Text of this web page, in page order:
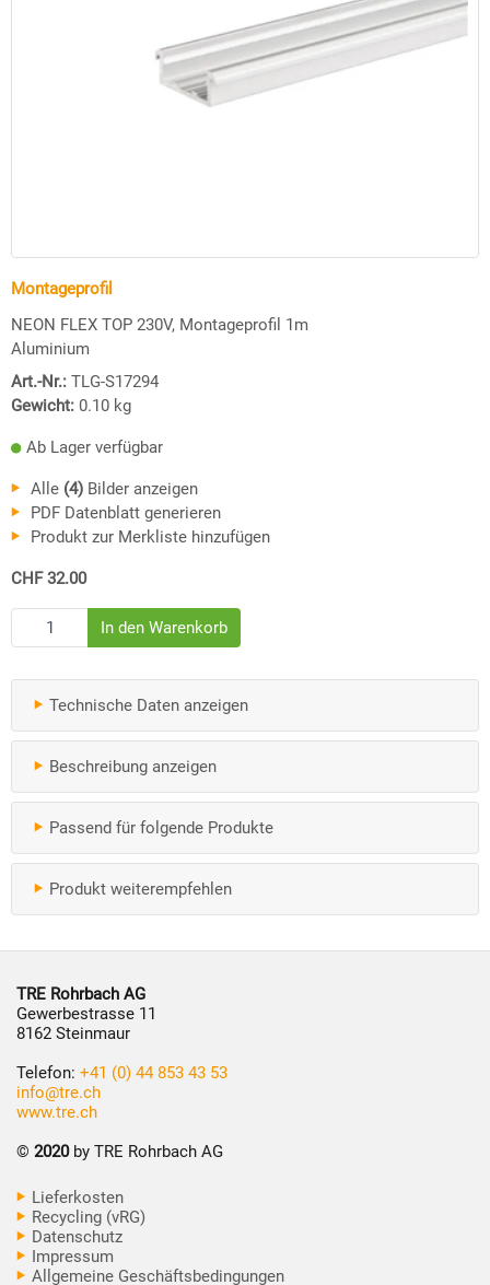
Montageprofil
NEON FLEX TOP 230V, Montageprofil 1m
Aluminium
Art.-Nr.: TLG-S17294
Gewicht: 0.10 kg
Ab Lager verfügbar
Alle (4) Bilder anzeigen
PDF Datenblatt generieren
Produkt zur Merkliste hinzufügen
CHF 32.00
Technische Daten anzeigen
Beschreibung anzeigen
Passend für folgende Produkte
Produkt weiterempfehlen
TRE Rohrbach AG
Gewerbestrasse 11
8162 Steinmaur
Telefon: +41 (0) 44 853 43 53
info@tre.ch
www.tre.ch
© 2020by TRE Rohrbach AG
Lieferkosten
Recycling (vRG)
Datenschutz
Impressum
Allgemeine Geschäftsbedingungen